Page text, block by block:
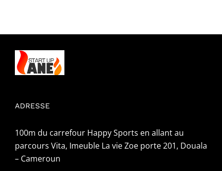
ADRESSE
100m du carrefour Happy Sports en allant au
parcours Vita, Imeuble La vie Zoe porte 201, Douala
– Cameroun